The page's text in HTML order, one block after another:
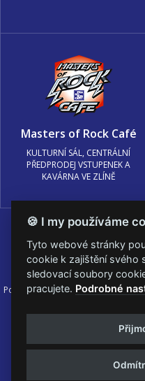
Masters of Rock Café
KULTURNÍ SÁL, CENTRÁLNÍ
PŘEDPRODEJ VSTUPENEK A
KAVÁRNA VE ZLÍNĚ
Podmínky užití 🍪 Změnit
Web s
k metalu
Viktor
🍪 I my používáme
Tyto webové stránky
cookie k zajištění svého
sledovací soubory
pracujete. Podrobné